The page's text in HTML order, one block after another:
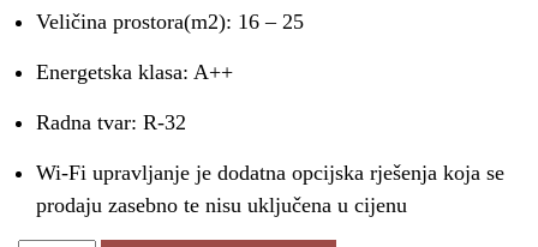
Veličina prostora(m2): 16 – 25
Energetska klasa: A++
Radna tvar: R-32
Wi-Fi upravljanje je dodatna opcijska rješenja koja se
prodaju zasebno te nisu uključena u cijenu